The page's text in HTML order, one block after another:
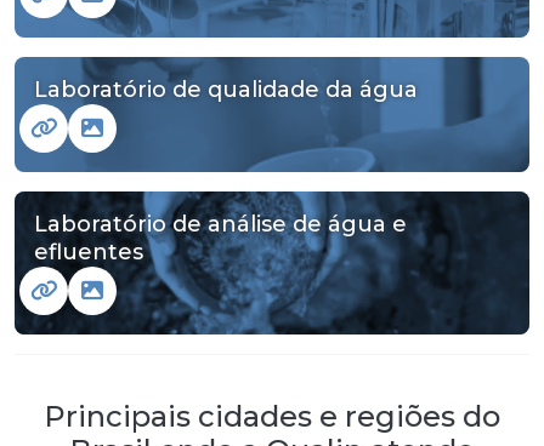
Laboratório de qualidade da água
Laboratório de análise de água e
efluentes
Principais cidades e regiões do